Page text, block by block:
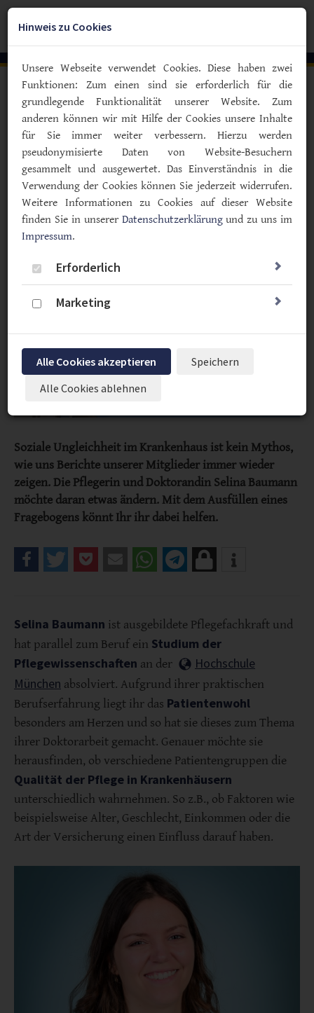
Zum
Hauptinhalt
Vorlesen
Teilnehmer für Befragung gesucht
Fragebogen: Hat die soziale Lage
etwas mit der Qualität der Pflege
im Krankenhaus zu tun?
30.10.2025
Studien
Soziale Ungleichheit im Krankenhaus ist kein Mythos,
wie uns Berichte unserer Mitglieder immer wieder
zeigen. Die Pflegerin und Doktorandin Selina Baumann
möchte daran etwas ändern. Mit dem Ausfüllen eines
Fragebogens könnt Ihr ihr dabei helfen.
Selina Baumann ist ausgebildete Pflegefachkraft und
hat parallel zum Beruf ein Studium der
Pflegewissenschaften an der
Hochschule
München absolviert. Aufgrund ihrer praktischen
Berufserfahrung liegt ihr das Patientenwohl
besonders am Herzen und so hat sie dieses zum Thema
ihrer Doktorarbeit gemacht. Genauer möchte sie
herausfinden, ob verschiedene Patientengruppen die
Qualität der Pflege in Krankenhäusern
unterschiedlich wahrnehmen. So z.B., ob Faktoren wie
beispielsweise Alter, Geschlecht, Einkommen oder die
Art der Versicherung einen Einfluss darauf haben.
Hinweis zu Cookies
Unsere Webseite verwendet Cookies. Diese haben zwei
Funktionen: Zum einen sind sie erforderlich für die
grundlegende Funktionalität unserer Website. Zum
anderen können wir mit Hilfe der Cookies unsere Inhalte
für Sie immer weiter verbessern. Hierzu werden
pseudonymisierte Daten von Website-Besuchern
gesammelt und ausgewertet. Das Einverständnis in die
Verwendung der Cookies können Sie jederzeit widerrufen.
Weitere Informationen zu Cookies auf dieser Website
finden Sie in unserer Datenschutzerklärungund zu uns im
Impressum.
Erforderlich
Marketing
Alle Cookies akzeptieren
Speichern
Alle Cookies ablehnen